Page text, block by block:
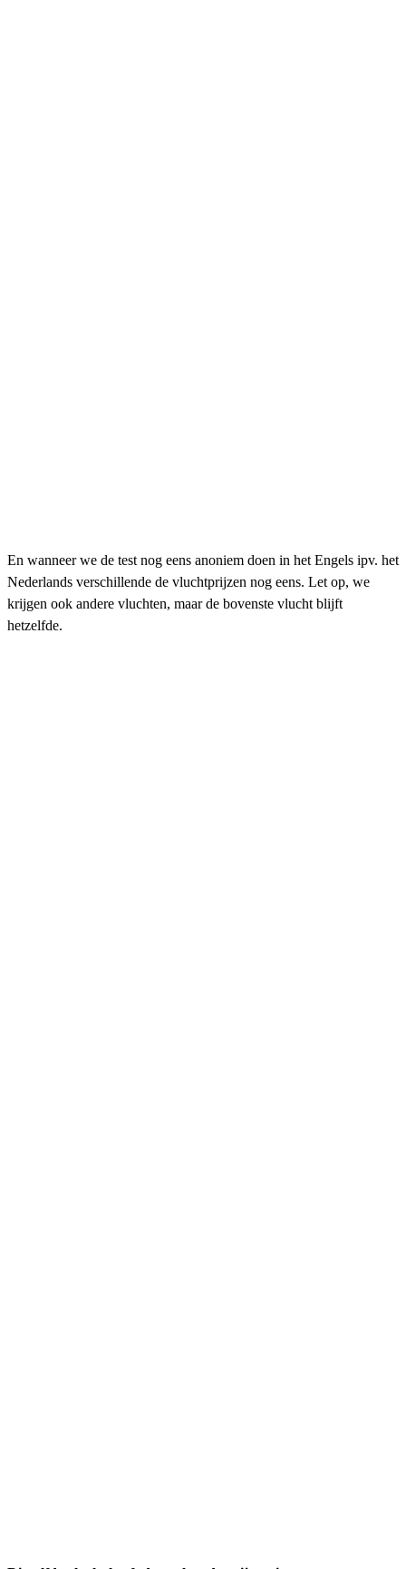
En wanneer we de test nog eens anoniem doen in het Engels ipv. het
Nederlands verschillende de vluchtprijzen nog eens. Let op, we
krijgen ook andere vluchten, maar de bovenste vlucht blijft
hetzelfde.